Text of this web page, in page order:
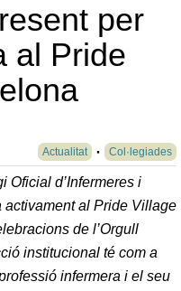
per
al Pride
Actualitat
Col·legiades
Oficial d’Infermeres i
activament al Pride Village
de l’Orgull
institucional té com a
infermera i el seu